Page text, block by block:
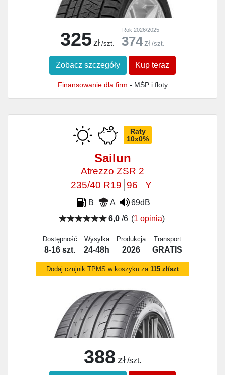
325 zł /szt.
Rok 2026/2025
374zł /szt.
Zobacz szczegóły Kup teraz
Finansowanie dla firm - MŚP i floty
Raty
10x0%
Sailun
Atrezzo ZSR 2
235/40 R19 96 Y
B A
69dB
6,0/6 (1 opinia)
Dostępność
8-16 szt.
Wysyłka
24-48h
Produkcja
2026
Transport
GRATIS
Dodaj czujnik TPMS w koszyku za 115 zł/szt
388 zł /szt.